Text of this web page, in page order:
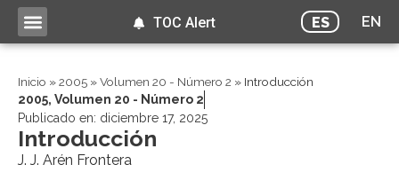
ES EN
TOC Alert
Inicio »2005 »Volumen 20 - Número 2 » Introducción
2005, Volumen 20 - Número 2
Publicado en: diciembre 17, 2025
Introducción
J. J. Arén Frontera